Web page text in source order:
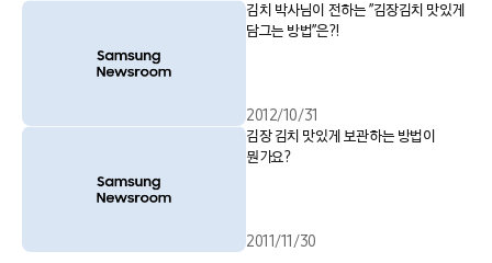
김치 박사님이 전하는 ”김장김치 맛있게
담그는 방법”은?!
2012/10/31
김장 김치 맛있게 보관하는 방법이
뭔가요?
2011/11/30